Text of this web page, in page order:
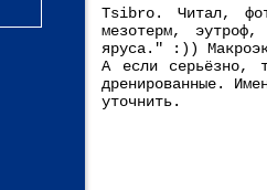
Tsibro. Читал,
мезотерм, эутроф,
яруса." :))
А если серьёзно,
дренированные.
уточнить.